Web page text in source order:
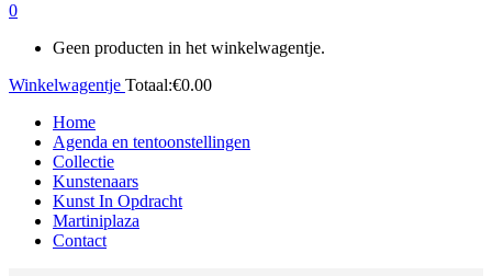
0
Geen producten in het winkelwagentje.
Winkelwagentje Totaal:€0.00
Home
Agenda en tentoonstellingen
Collectie
Kunstenaars
Kunst In Opdracht
Martiniplaza
Contact